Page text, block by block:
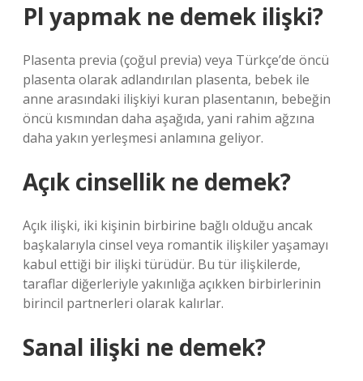
Pl yapmak ne demek ilişki?
Plasenta previa (çoğul previa) veya Türkçe’de öncü
plasenta olarak adlandırılan plasenta, bebek ile
anne arasındaki ilişkiyi kuran plasentanın, bebeğin
öncü kısmından daha aşağıda, yani rahim ağzına
daha yakın yerleşmesi anlamına geliyor.
Açık cinsellik ne demek?
Açık ilişki, iki kişinin birbirine bağlı olduğu ancak
başkalarıyla cinsel veya romantik ilişkiler yaşamayı
kabul ettiği bir ilişki türüdür. Bu tür ilişkilerde,
taraflar diğerleriyle yakınlığa açıkken birbirlerinin
birincil partnerleri olarak kalırlar.
Sanal ilişki ne demek?